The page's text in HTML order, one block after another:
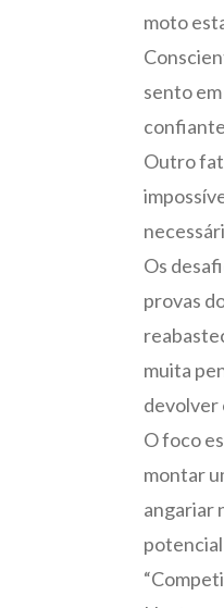
moto
sento
Outro
Os
provas
muita
devolver
O foco
montar
angariar
potencial